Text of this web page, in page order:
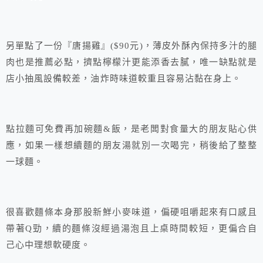
另單點了一份『唐揚雞』($90元)，薄皮外酥內保持多汁的腿
肉也是推薦必點，擠點檸檬汁更能添香去膩，唯一缺點就是
店小抽風設備較差，油炸時味道較重且容易沾黏在身上。
點拉麵可免費再加碗麵&飯，是老闆對食量大的朋友貼心供
應，如果一樣想續麵的朋友湯就別一次喝完，稍後給了整整
一球麵。
很喜歡麵條本身那股新鮮小麥味道，偏硬咀嚼起來有口感且
帶著Q勁，續的麵條沒經過湯泡且上桌時間較短，更偏合自
己心中理想軟硬度。